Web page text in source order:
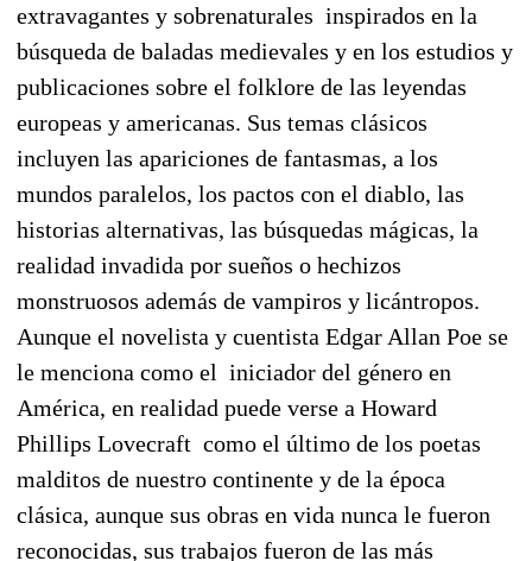
extravagantes y sobrenaturales inspirados en la
búsqueda de baladas medievales y en los estudios y
publicaciones sobre el folklore de las leyendas
europeas y americanas. Sus temas clásicos
incluyen las apariciones de fantasmas, a los
mundos paralelos, los pactos con el diablo, las
historias alternativas, las búsquedas mágicas, la
realidad invadida por sueños o hechizos
monstruosos además de vampiros y licántropos.
Aunque el novelista y cuentista Edgar Allan Poe se
le menciona como el iniciador del género en
América, en realidad puede verse a Howard
Phillips Lovecraft como el último de los poetas
malditos de nuestro continente y de la época
clásica, aunque sus obras en vida nunca le fueron
reconocidas, sus trabajos fueron de las más